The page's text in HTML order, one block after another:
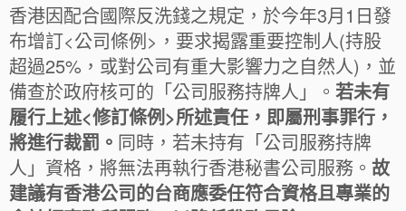
香港因配合國際反洗錢之規定，於今年3月1日發
布增訂<公司條例>，要求揭露重要控制人(持股
超過25%，或對公司有重大影響力之自然人)，並
備查於政府核可的「公司服務持牌人」。 若未有
履行上述<修訂條例>所述責任，即屬刑事罪行，
將進行裁罰。 同時，若未持有「公司服務持牌
人」資格，將無法再執行香港秘書公司服務。 故
建議有香港公司的台商應委任符合資格且專業的